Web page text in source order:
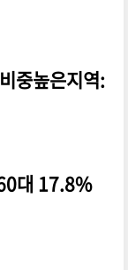
중높은지역:
대 17.8%